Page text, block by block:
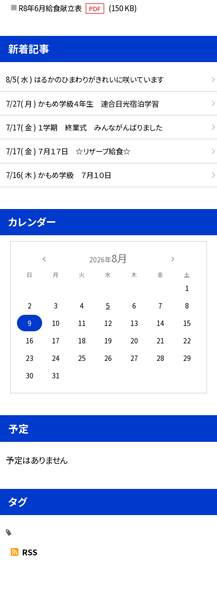
R8年6月給食献立表
PDF (150 KB)
新着記事
8/5( 水 ) はるかのひまわりがきれいに咲いています
7/27( 月 ) かもめ学級４年生 連合日光宿泊学習
7/17( 金 ) １学期 終業式 みんながんばりました
7/17( 金 ) ７月１７日 ☆リザーブ給食☆
7/16( 木 ) かもめ学級 ７月１０日
カレンダー
2026年8月
日 月 火 水 木 金 土
1
2
3 4 5 6 7
8
9
10 11 12 13 14
15
16
17 18 19 20 21
22
23
24 25 26 27 28
29
30
31
予定
予定はありません
タグ
RSS